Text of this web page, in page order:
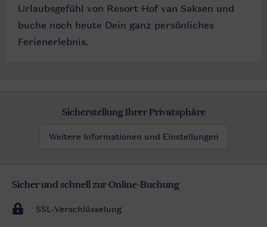
Urlaubsgefühl von Resort Hof van Saksen und
buche noch heute Dein ganz persönliches
Ferienerlebnis.
Sicherstellung Ihrer Privatsphäre
Weitere Informationen und Einstellungen
Sicher und schnell zur Online-Buchung
SSL-Verschlüsselung